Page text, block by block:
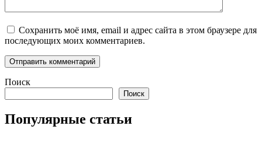
Сохранить моё имя, email и адрес сайта в этом браузере для
последующих моих комментариев.
Поиск
Поиск
Популярные статьи